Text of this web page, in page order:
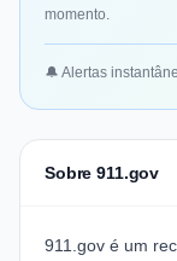
momento.
🔔 Alertas
Sobre 911.gov
911.gov é um